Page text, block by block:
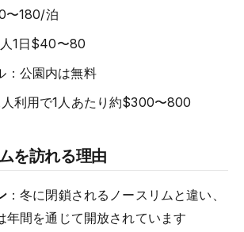
〜180/泊
1日$40〜80
：公園内は無料
利用で1人あたり約$300〜800
を訪れる理由
：冬に閉鎖されるノースリムと違い、
年間を通じて開放されています